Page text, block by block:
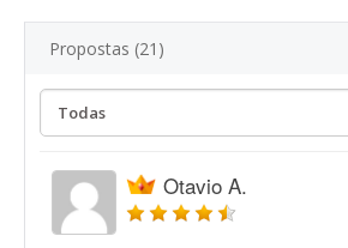
Propostas (21)
Otavio A.